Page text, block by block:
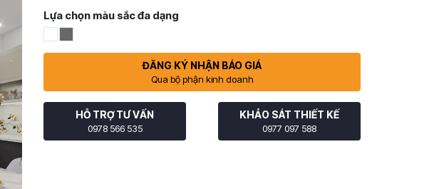
Lựa chọn màu sắc đa dạng
ĐĂNG KÝ NHẬN BÁO GIÁ
Qua bộ phận kinh doanh
HỖ TRỢ TƯ VẤN
0978 566 535
KHẢO SÁT THIẾT KẾ
0977 097 588